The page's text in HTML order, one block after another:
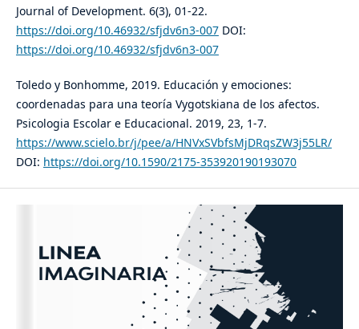
Journal of Development. 6(3), 01-22.
https://doi.org/10.46932/sfjdv6n3-007DOI:
https://doi.org/10.46932/sfjdv6n3-007
Toledo y Bonhomme, 2019. Educación y emociones:
coordenadas para una teoría Vygotskiana de los afectos.
Psicologia Escolar e Educacional. 2019, 23, 1-7.
https://www.scielo.br/j/pee/a/HNVxSVbfsMjDRqsZW3j55LR/
DOI: https://doi.org/10.1590/2175-353920190193070